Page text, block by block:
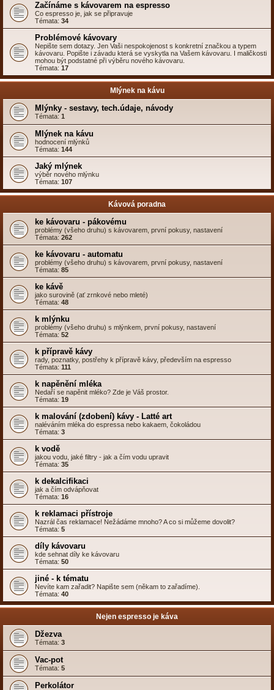
Začínáme s kávovarem na espresso
Co espresso je, jak se připravuje
Témata: 34
Problémové kávovary
Nepište sem dotazy. Jen Vaši nespokojenost s konkretní značkou a typem
kávovaru. Popište i závadu která se vyskytla na Vašem kávovaru. I maličkosti
mohou být podstatné při výběru nového kávovaru.
Témata: 17
Mlýnek na kávu
Mlýnky - sestavy, tech.údaje, návody
Témata: 1
Mlýnek na kávu
hodnocení mlýnků
Témata: 144
Jaký mlýnek
výběr nového mlýnku
Témata: 107
Kávová poradna
ke kávovaru - pákovému
problémy (všeho druhu) s kávovarem, první pokusy, nastavení
Témata: 262
ke kávovaru - automatu
problémy (všeho druhu) s kávovarem, první pokusy, nastavení
Témata: 85
ke kávě
jako surovině (ať zrnkové nebo mleté)
Témata: 48
k mlýnku
problémy (všeho druhu) s mlýnkem, první pokusy, nastavení
Témata: 52
k přípravě kávy
rady, poznatky, postřehy k přípravě kávy, především na espresso
Témata: 111
k napěnění mléka
Nedaří se napěnit mléko? Zde je Váš prostor.
Témata: 19
k malování (zdobení) kávy - Latté art
naléváním mléka do espressa nebo kakaem, čokoládou
Témata: 3
k vodě
jakou vodu, jaké filtry - jak a čím vodu upravit
Témata: 35
k dekalcifikaci
jak a čím odvápňovat
Témata: 16
k reklamaci přístroje
Nazrál čas reklamace! Nežádáme mnoho? A co si můžeme dovolit?
Témata: 5
díly kávovaru
kde sehnat díly ke kávovaru
Témata: 50
jiné - k tématu
Nevíte kam zařadit? Napište sem (někam to zařadíme).
Témata: 40
Nejen espresso je káva
Džezva
Témata: 3
Vac-pot
Témata: 5
Perkolátor